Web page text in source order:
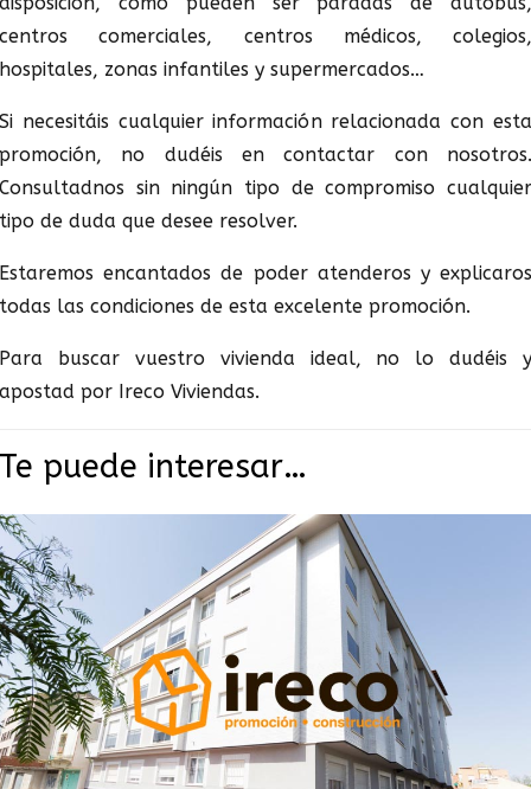
centros comerciales, centros médicos, colegios,
hospitales, zonas infantiles y supermercados…
Si necesitáis cualquier información relacionada con esta
promoción, no dudéis en contactar con nosotros.
Consultadnos sin ningún tipo de compromiso cualquier
tipo de duda que desee resolver.
Estaremos encantados de poder atenderos y explicaros
todas las condiciones de esta excelente promoción.
Para buscar vuestro vivienda ideal, no lo dudéis y
apostad por Ireco Viviendas.
Te puede interesar…